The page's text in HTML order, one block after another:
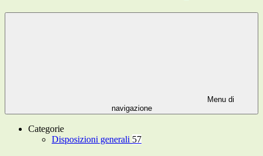
Menu di
navigazione
Categorie
Disposizioni generali 57